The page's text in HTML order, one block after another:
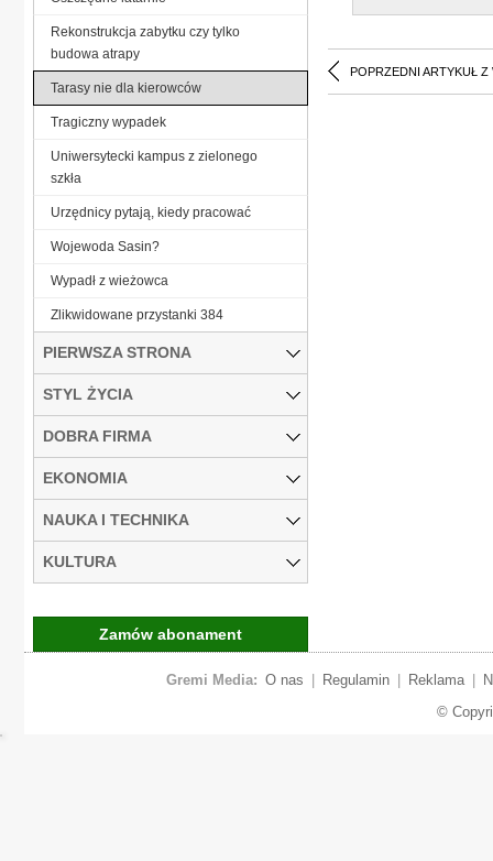
POPRZEDNI ARTYKUŁ Z
Rekonstrukcja zabytku czy tylko
budowa atrapy
Tarasy nie dla kierowców
Tragiczny wypadek
Uniwersytecki kampus z zielonego
szkła
Urzędnicy pytają, kiedy pracować
Wojewoda Sasin?
Wypadł z wieżowca
Zlikwidowane przystanki 384
PIERWSZA STRONA
STYL ŻYCIA
DOBRA FIRMA
EKONOMIA
NAUKA I TECHNIKA
KULTURA
Zamów abonament
Gremi Media: O nas Regulamin Reklama
©